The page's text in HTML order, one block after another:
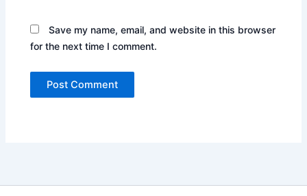
Save my name, email, and website in this browser
for the next time I comment.